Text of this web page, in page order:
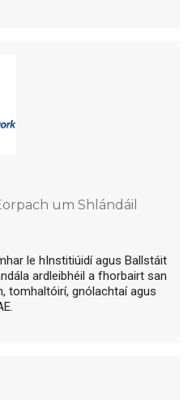
um Shlándáil
le hInstitiúidí agus Ballstáit
ardleibhéil a fhorbairt san
tomhaltóirí, gnólachtaí agus